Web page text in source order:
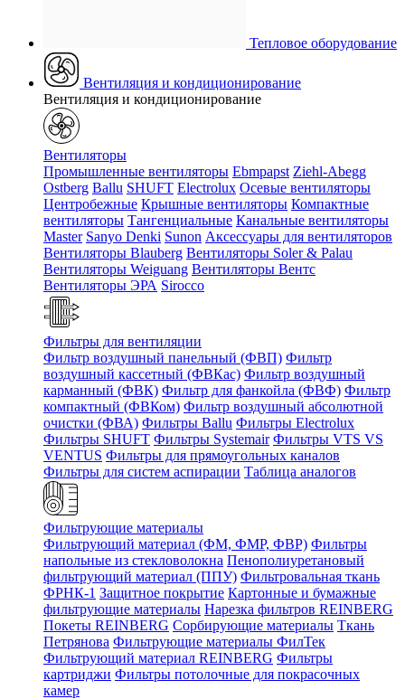
Тепловое оборудование
Вентиляция и кондиционирование
Вентиляция и кондиционирование
Вентиляторы
Промышленные вентиляторы Ebmpapst Ziehl-Abegg
Ostberg Ballu SHUFT Electrolux Осевые вентиляторы
Центробежные Крышные вентиляторы Компактные
вентиляторы Тангенциальные Канальные вентиляторы
Master Sanyo Denki Sunon Аксессуары для вентиляторов
Вентиляторы Blauberg Вентиляторы Soler & Palau
Вентиляторы Weiguang Вентиляторы Вентс
Вентиляторы ЭРА Sirocco
Фильтры для вентиляции
Фильтр воздушный панельный (ФВП) Фильтр
воздушный кассетный (ФВКас) Фильтр воздушный
карманный (ФВК) Фильтр для фанкойла (ФВФ) Фильтр
компактный (ФВКом) Фильтр воздушный абсолютной
очистки (ФВА) Фильтры Ballu Фильтры Electrolux
Фильтры SHUFT Фильтры Systemair Фильтры VTS VS
VENTUS Фильтры для прямоугольных каналов
Фильтры для систем аспирации Таблица аналогов
Фильтрующие материалы
Фильтрующий материал (ФМ, ФМР, ФВР) Фильтры
напольные из стекловолокна Пенополиуретановый
фильтрующий материал (ППУ) Фильтровальная ткань
ФРНК-1 Защитное покрытие Картонные и бумажные
фильтрующие материалы Нарезка фильтров REINBERG
Покеты REINBERG Сорбирующие материалы Ткань
Петрянова Фильтрующие материалы ФилТек
Фильтрующий материал REINBERG Фильтры
картриджи Фильтры потолочные для покрасочных
камер